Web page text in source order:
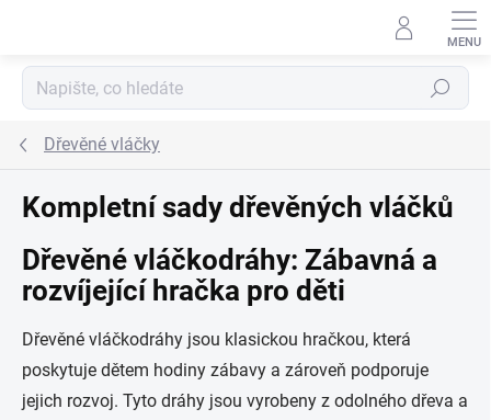
Hledat
Dřevěné vláčky
Kompletní sady dřevěných vláčků
Dřevěné vláčkodráhy: Zábavná a
rozvíjející hračka pro děti
Dřevěné vláčkodráhy jsou klasickou hračkou, která
poskytuje dětem hodiny zábavy a zároveň podporuje
jejich rozvoj. Tyto dráhy jsou vyrobeny z odolného dřeva a